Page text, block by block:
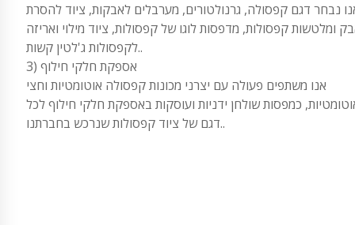
נבחר דגם קפסולה, גרנולטורים, מערבלים לאבקות, ציוד להסרת
ומלטשות קפסולות, מדפסות לוגו של קפסולות, ציוד מילוי ואריזה
לקפסולות ג'לטין קשות..
3) אספקת חלקי חילוף
אנו משתפים פעולה עם יצרני מכונות קפסולה אוטומטיות וחצי
כמפסות שולחן ידניות ועוסקות באספקת חלקי חילוף לכל
דגם של ציוד קפסולות שנרכש בחברתנו..